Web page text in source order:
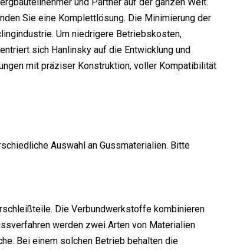
Sie eine Komplettlösung. Die Minimierung der
Um niedrigere Betriebskosten,
sich Hanlinsky auf die Entwicklung und
mit präziser Konstruktion, voller Kompatibilität
Auswahl an Gussmaterialien. Bitte
Die Verbundwerkstoffe kombinieren
werden zwei Arten von Materialien
Bei einem solchen Betrieb behalten die